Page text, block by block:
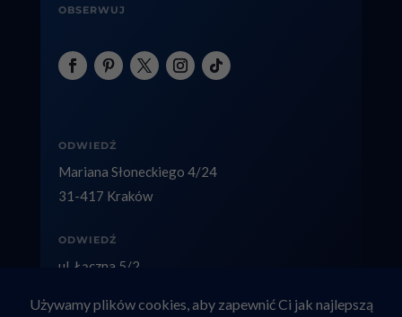
OBSERWUJ
ODWIEDŹ
Mariana Słoneckiego 4/24
31-417 Kraków
ODWIEDŹ
ul. Łączna 5/2